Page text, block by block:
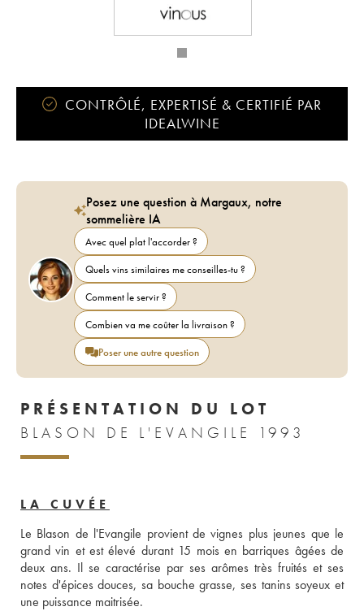
CONTRÔLÉ, EXPERTISÉ & CERTIFIÉ PAR
IDEALWINE
Posez une question à Margaux, notre
sommelière IA
Avec quel plat l'accorder ?
Quels vins similaires me conseilles-tu ?
Comment le servir ?
Combien va me coûter la livraison ?
Poser une autre question
PRÉSENTATION DU LOT
BLASON DE L'EVANGILE 1993
LA CUVÉE
Le Blason de l'Evangile provient de vignes plus jeunes que le
grand vin et est élevé durant 15 mois en barriques âgées de
deux ans. Il se caractérise par ses arômes très fruités et ses
notes d'épices douces, sa bouche grasse, ses tanins soyeux et
une puissance maitrisée.